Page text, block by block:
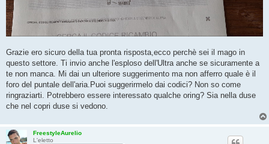
Grazie ero sicuro della tua pronta risposta,ecco perchè sei il mago in
questo settore. Ti invio anche l'esploso dell'Ultra anche se sicuramente a
te non manca. Mi dai un ulteriore suggerimento ma non afferro quale è il
foro del puntale dell'aria.Puoi suggerirmelo dai codici? Non so come
ringraziarti. Potrebbero essere interessato qualche oring? Sia nella duse
che nel copri duse si vedono.
FreestyleAurelio
L'eletto